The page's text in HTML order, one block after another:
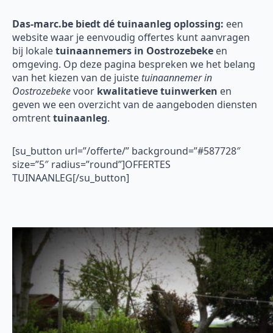
Das-marc.be biedt dé tuinaanleg oplossing: een
website waar je eenvoudig offertes kunt aanvragen
bij lokaletuinaannemers in Oostrozebeke en
omgeving. Op deze pagina bespreken we het belang
van het kiezen van de juiste tuinaannemer in
Oostrozebekevoor kwalitatieve tuinwerken en
geven we een overzicht van de aangeboden diensten
omtrenttuinaanleg.
[su_button url=”/offerte/” background=”#587728″
size=”5″ radius=”round”]OFFERTES
TUINAANLEG[/su_button]